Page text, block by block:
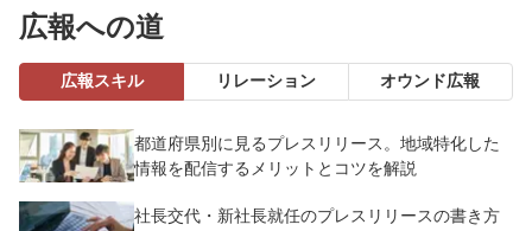
広報への道
広報スキル リレーション オウンド広報
都道府県別に見るプレスリリース。地域特化した
情報を配信するメリットとコツを解説
社長交代・新社長就任のプレスリリースの書き方